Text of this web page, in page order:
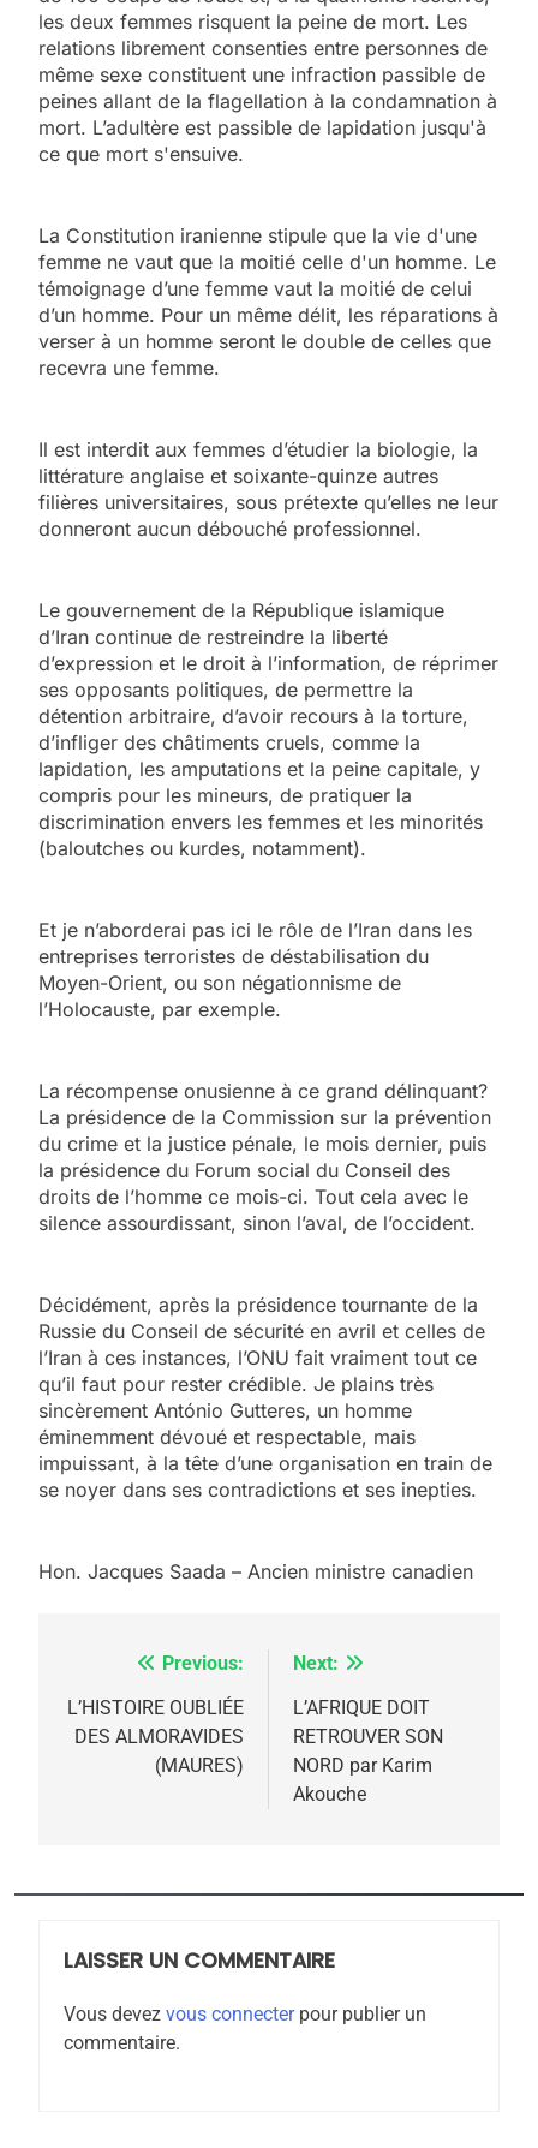
les deux femmes risquent la peine de mort. Les
relations librement consenties entre personnes de
même sexe constituent une infraction passible de
peines allant de la flagellation à la condamnation à
mort. L’adultère est passible de lapidation jusqu'à
ce que mort s'ensuive.
La Constitution iranienne stipule que la vie d'une
femme ne vaut que la moitié celle d'un homme. Le
témoignage d’une femme vaut la moitié de celui
d’un homme. Pour un même délit, les réparations à
verser à un homme seront le double de celles que
recevra une femme.
Il est interdit aux femmes d’étudier la biologie, la
littérature anglaise et soixante-quinze autres
filières universitaires, sous prétexte qu’elles ne leur
donneront aucun débouché professionnel.
Le gouvernement de la République islamique
d’Iran continue de restreindre la liberté
d’expression et le droit à l’information, de réprimer
ses opposants politiques, de permettre la
détention arbitraire, d’avoir recours à la torture,
d’infliger des châtiments cruels, comme la
lapidation, les amputations et la peine capitale, y
compris pour les mineurs, de pratiquer la
discrimination envers les femmes et les minorités
(baloutches ou kurdes, notamment).
Et je n’aborderai pas ici le rôle de l’Iran dans les
entreprises terroristes de déstabilisation du
Moyen-Orient, ou son négationnisme de
l’Holocauste, par exemple.
La récompense onusienne à ce grand délinquant?
La présidence de la Commission sur la prévention
du crime et la justice pénale, le mois dernier, puis
la présidence du Forum social du Conseil des
droits de l’homme ce mois-ci. Tout cela avec le
silence assourdissant, sinon l’aval, de l’occident.
Décidément, après la présidence tournante de la
Russie du Conseil de sécurité en avril et celles de
l’Iran à ces instances, l’ONU fait vraiment tout ce
qu’il faut pour rester crédible. Je plains très
sincèrement António Gutteres, un homme
éminemment dévoué et respectable, mais
impuissant, à la tête d’une organisation en train de
se noyer dans ses contradictions et ses inepties.
Hon. Jacques Saada – Ancien ministre canadien
Navigation
de
l’article
Previous:
L’HISTOIRE OUBLIÉE
DES ALMORAVIDES
(MAURES)
Next:
L’AFRIQUE DOIT
RETROUVER SON
NORD par Karim
Akouche
LAISSER UN COMMENTAIRE
Vous devez vous connecterpour publier un
commentaire.
meurtrière selon le
l’antisémitisme
FIÈRE, DIGNE ET RÉSILIENTE :